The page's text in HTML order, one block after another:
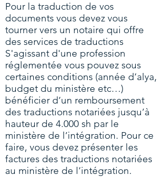
Pour la traduction de vos
documents vous devez vous
tourner vers un notaire qui offre
des services de traductions
S'agissant d'une profession
réglementée vous pouvez sous
certaines conditions (année d’alya,
budget du ministère etc…)
bénéficier d’un remboursement
des traductions notariées jusqu’à
hauteur de 4.000 sh par le
ministère de l’intégration. Pour ce
faire, vous devez présenter les
factures des traductions notariées
au ministère de l’intégration.